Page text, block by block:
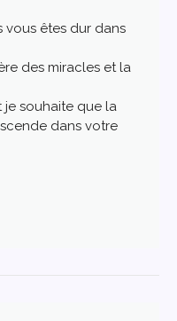
vous êtes dur dans
des miracles et la
je souhaite que la
dans votre